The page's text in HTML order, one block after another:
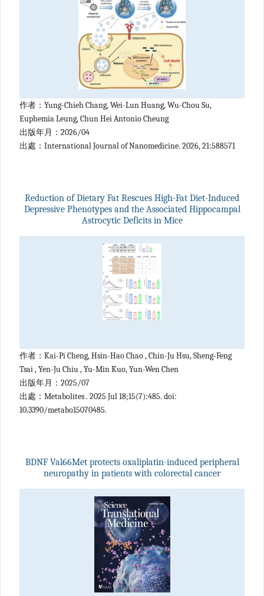
作者：Yung-Chieh Chang, Wei-Lun Huang, Wu-Chou Su,
Euphemia Leung, Chun Hei Antonio Cheung
出版年月：2026/04
出處：International Journal of Nanomedicine. 2026, 21:588571
Reduction of Dietary Fat Rescues High-Fat Diet-Induced
Depressive Phenotypes and the Associated Hippocampal
Astrocytic Deficits in Mice
作者：Kai-Pi Cheng, Hsin-Hao Chao , Chin-Ju Hsu, Sheng-Feng
Tsai , Yen-Ju Chiu , Yu-Min Kuo, Yun-Wen Chen
出版年月：2025/07
出處：Metabolites . 2025 Jul 18;15(7):485. doi:
10.3390/metabo15070485.
BDNF Val66Met protects oxaliplatin-induced peripheral
neuropathy in patients with colorectal cancer